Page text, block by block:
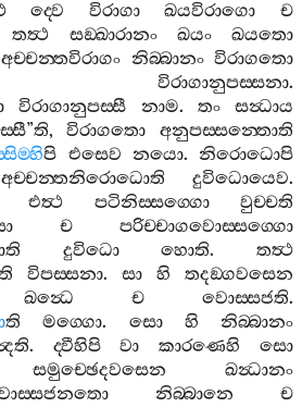
ද‍්වෙ විරාගා ඛයවිරාගො
ච
තත්‍ථ සඞ‍්ඛාරානං ඛයං
ඛයතො
අච‍්චන‍්තවිරාගං නිබ‍්බානං විරාගතො
විරාගානුපස‍්සනා.
විරාගානුපස‍්සී නාම. තං
සන්‍ධාය
”ති,විරාගතො
අනුපස‍්සන‍්තොති
පි එසෙව නයො. නිරොධොපි
අච‍්චන‍්තනිරොධොති දුවිධොයෙව.
එත්‍ථ පටිනිස‍්සග‍්ගො
වුච‍්චති
ච
පරිච‍්චාගවොස‍්සග‍්ගො
දුවිධො හොති.තත්‍ථ
විපස‍්සනා. සා හි
තදඞ‍්ගවසෙන
ඛන්‍ධෙ ච වොස‍්සජති.
ති මග‍්ගො. සො හි
නිබ‍්බානං
. ද‍්වීහිපි වා කාරණෙහි
සො
සමුච‍්ඡෙදවසෙන
ඛන්‍ධානං
නිබ‍්බානෙ
ච